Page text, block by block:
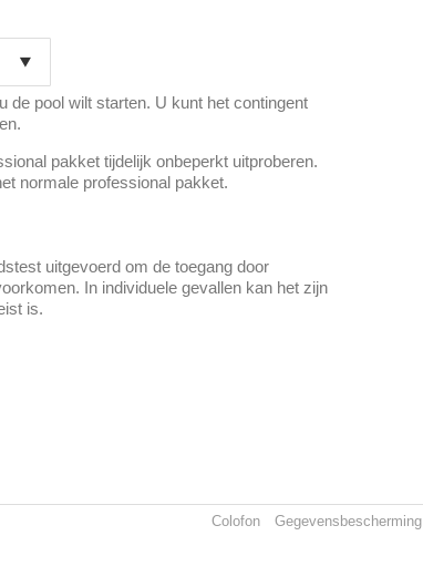
de pool wilt starten. U kunt het contingent
pakket tijdelijk onbeperkt uitproberen.
normale professional pakket.
uitgevoerd om de toegang door
In individuele gevallen kan het zijn
is.
Colofon Gegevensbescherming